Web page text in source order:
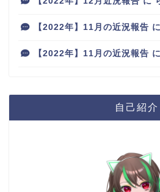
【2022年】11月の近況報告 に
【2022年】11月の近況報告 に
自己紹介